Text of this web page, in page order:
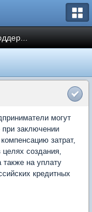
могут
при заключении
затрат,
создания,
также на уплату
кредитных